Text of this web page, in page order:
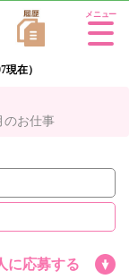
現在）
Tog
のお仕事
に応募する